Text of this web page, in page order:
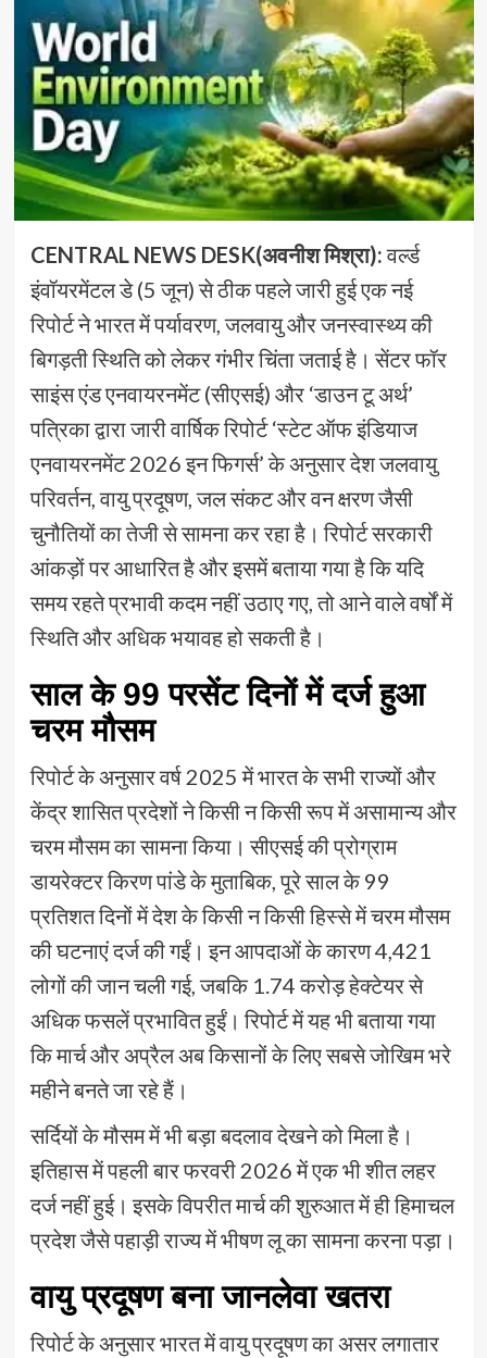
CENTRAL NEWS DESK(अवनीश मिश्रा):वर्ल्ड
इंवॉयरमेंटल डे (5 जून) से ठीक पहले जारी हुई एक नई
रिपोर्ट ने भारत में पर्यावरण, जलवायु और जनस्वास्थ्य की
बिगड़ती स्थिति को लेकर गंभीर चिंता जताई है। सेंटर फॉर
साइंस एंड एनवायरनमेंट (सीएसई) और ‘डाउन टू अर्थ’
पत्रिका द्वारा जारी वार्षिक रिपोर्ट ‘स्टेट ऑफ इंडियाज
एनवायरनमेंट 2026 इन फिगर्स’ के अनुसार देश जलवायु
परिवर्तन, वायु प्रदूषण, जल संकट और वन क्षरण जैसी
चुनौतियों का तेजी से सामना कर रहा है। रिपोर्ट सरकारी
आंकड़ों पर आधारित है और इसमें बताया गया है कि यदि
समय रहते प्रभावी कदम नहीं उठाए गए, तो आने वाले वर्षों में
स्थिति और अधिक भयावह हो सकती है।
साल के 99 परसेंट दिनों में दर्ज हुआ
चरम मौसम
रिपोर्ट के अनुसार वर्ष 2025 में भारत के सभी राज्यों और
केंद्र शासित प्रदेशों ने किसी न किसी रूप में असामान्य और
चरम मौसम का सामना किया। सीएसई की प्रोग्राम
डायरेक्टर किरण पांडे के मुताबिक, पूरे साल के 99
प्रतिशत दिनों में देश के किसी न किसी हिस्से में चरम मौसम
की घटनाएं दर्ज की गईं। इन आपदाओं के कारण 4,421
लोगों की जान चली गई, जबकि 1.74 करोड़ हेक्टेयर से
अधिक फसलें प्रभावित हुईं। रिपोर्ट में यह भी बताया गया
कि मार्च और अप्रैल अब किसानों के लिए सबसे जोखिम भरे
महीने बनते जा रहे हैं।
सर्दियों के मौसम में भी बड़ा बदलाव देखने को मिला है।
इतिहास में पहली बार फरवरी 2026 में एक भी शीत लहर
दर्ज नहीं हुई। इसके विपरीत मार्च की शुरुआत में ही हिमाचल
प्रदेश जैसे पहाड़ी राज्य में भीषण लू का सामना करना पड़ा।
वायु प्रदूषण बना जानलेवा खतरा
रिपोर्ट के अनुसार भारत में वायु प्रदूषण का असर लगातार